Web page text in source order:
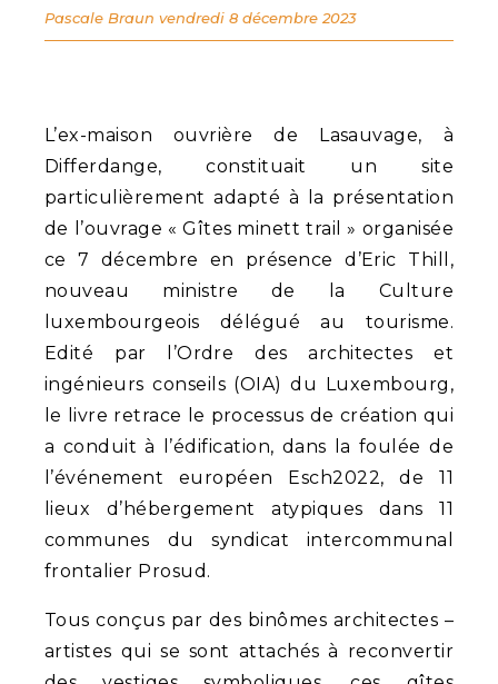
L’ex-maison ouvrière de Lasauvage, à
Differdange, constituait un site
particulièrement adapté à la présentation
de l’ouvrage « Gîtes minett trail » organisée
ce 7 décembre en présence d’Eric Thill,
nouveau ministre de la Culture
luxembourgeois délégué au tourisme.
Edité par l’Ordre des architectes et
ingénieurs conseils (OIA) du Luxembourg,
le livre retrace le processus de création qui
a conduit à l’édification, dans la foulée de
l’événement européen Esch2022, de 11
lieux d’hébergement atypiques dans 11
communes du syndicat intercommunal
frontalier Prosud.
Tous conçus par des binômes architectes –
artistes qui se sont attachés à reconvertir
Pascale Braun vendredi 8 décembre 2023